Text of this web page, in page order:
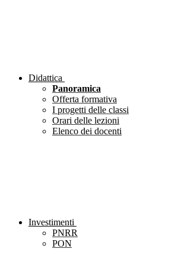
Didattica
Panoramica
Offerta formativa
I progetti delle classi
Orari delle lezioni
Elenco dei docenti
Investimenti
PNRR
PON